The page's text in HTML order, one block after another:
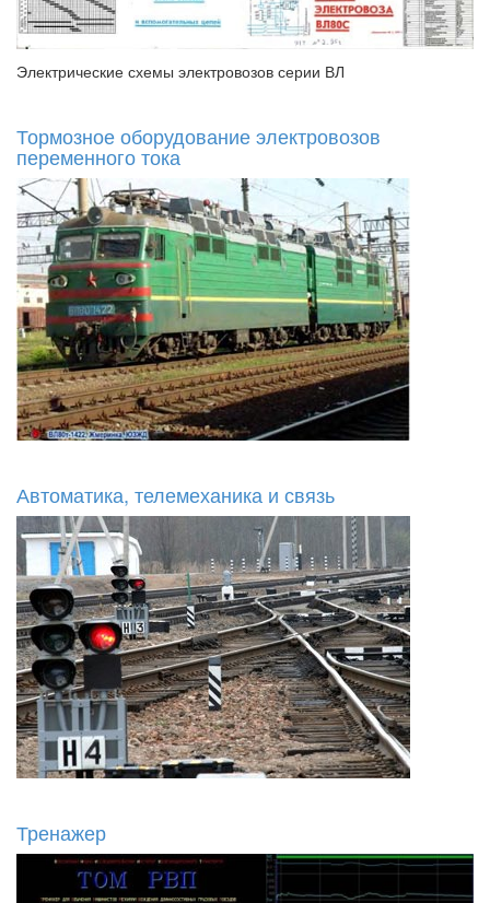
Электрические схемы электровозов серии ВЛ
Тормозное оборудование электровозов
переменного тока
Автоматика, телемеханика и связь
Тренажер